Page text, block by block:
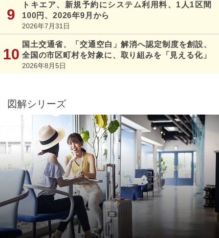
トキエア、新規予約にシステム利用料、1人1区間
100円、2026年9月から
2026年7月31日
国土交通省、「交通空白」解消へ認定制度を創設、
全国の市区町村を対象に、取り組みを「見える化」
2026年8月5日
図解シリーズ